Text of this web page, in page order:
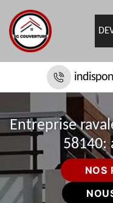
Entreprise
58140:
NOS